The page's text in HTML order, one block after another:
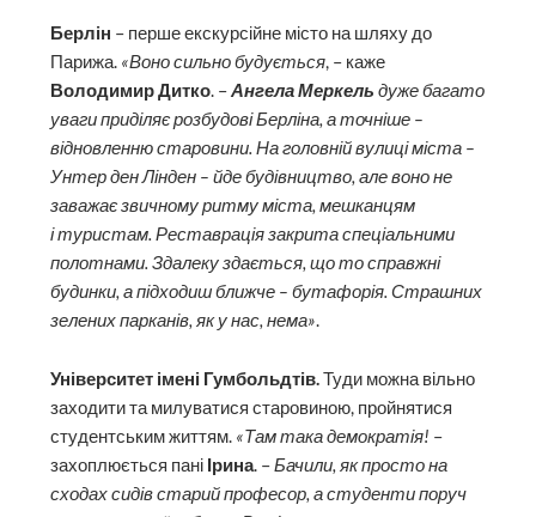
Берлін – перше екскурсійне місто на шляху до
Парижа. «Воно сильно будується, – каже
Володимир Дитко. –Ангела Меркель дуже багато
уваги приділяє розбудові Берліна, а точніше –
відновленню старовини. На головній вулиці міста –
Унтер ден Лінден – йде будівництво, але воно не
заважає звичному ритму міста, мешканцям
і туристам. Реставрація закрита спеціальними
полотнами. Здалеку здається, що то справжні
будинки, а підходиш ближче – бутафорія. Страшних
зелених парканів, як у нас, нема».
Університет імені Гумбольд­тів.Туди можна вільно
заходити та милуватися старовиною, пройнятися
студентським життям. «Там така демократія! –
захоплюється пані Ірина. –Бачили, як просто на
сходах сидів старий професор, а студенти поруч